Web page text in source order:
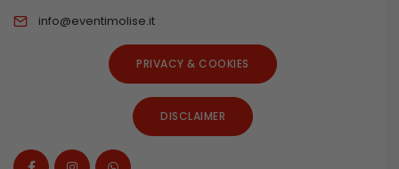
info@eventimolise.it
PRIVACY & COOKIES
DISCLAIMER